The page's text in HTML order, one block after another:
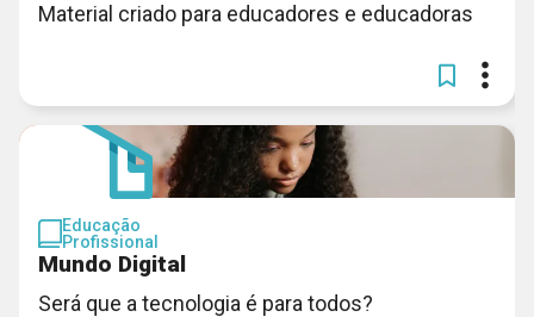
Material criado para educadores e educadoras
Educação
Profissional
Mundo Digital
Será que a tecnologia é para todos?